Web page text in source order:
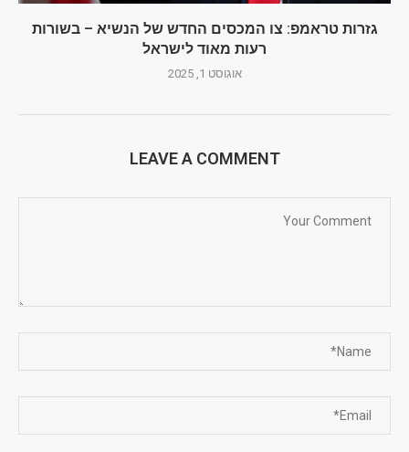
גזרות טראמפ: צו המכסים החדש של הנשיא – בשורות
רעות מאוד לישראל
אוגוסט 1, 2025
LEAVE A COMMENT